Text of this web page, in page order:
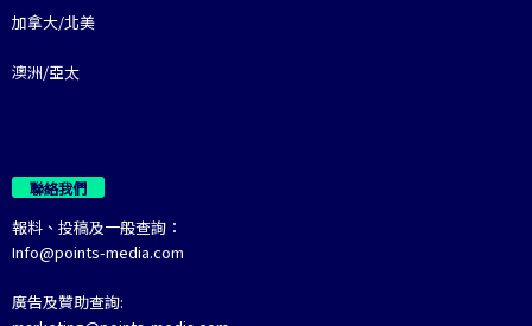
加拿大/北美
澳洲/亞太
聯絡我們
報料、投稿及一般查詢：
Info@points-media.com
廣告及贊助查詢: